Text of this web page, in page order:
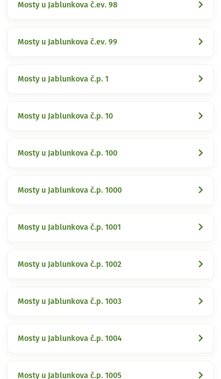
Mosty u Jablunkova č.ev. 98
Mosty u Jablunkova č.ev. 99
Mosty u Jablunkova č.p. 1
Mosty u Jablunkova č.p. 10
Mosty u Jablunkova č.p. 100
Mosty u Jablunkova č.p. 1000
Mosty u Jablunkova č.p. 1001
Mosty u Jablunkova č.p. 1002
Mosty u Jablunkova č.p. 1003
Mosty u Jablunkova č.p. 1004
Mosty u Jablunkova č.p. 1005